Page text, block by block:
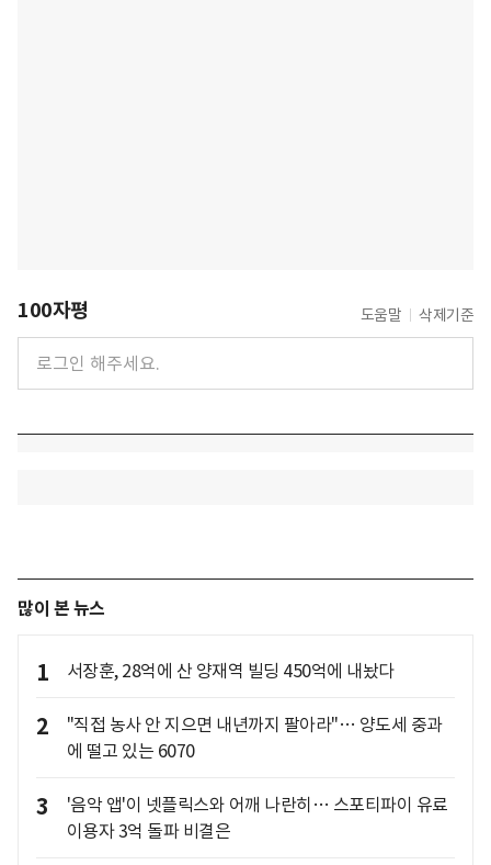
100자평 도움말 삭제기준
많이 본 뉴스
1 서장훈, 28억에 산 양재역 빌딩 450억에 내놨다
2
"직접 농사 안 지으면 내년까지 팔아라"… 양도세 중과
에 떨고 있는 6070
3
'음악 앱'이 넷플릭스와 어깨 나란히… 스포티파이 유료
이용자 3억 돌파 비결은